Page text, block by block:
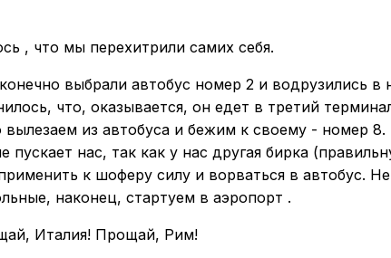
, что мы перехитрили самих себя.
выбрали автобус номер 2 и водрузились в
что, оказывается, он едет в третий
из автобуса и бежим к своему - номер
пускает нас, так как у нас другая бирка
к шоферу силу и ворваться в автобус.
наконец, стартуем в аэропорт .
Италия! Прощай, Рим!